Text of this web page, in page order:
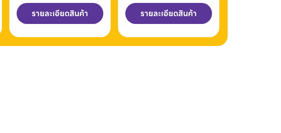
รายละเอียดสินค้า
รายละเอียดสินค้า